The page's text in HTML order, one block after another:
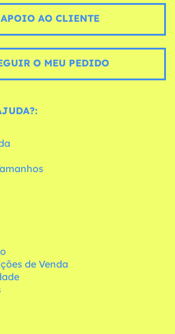
AO CLIENTE
O MEU PEDIDO
de Venda